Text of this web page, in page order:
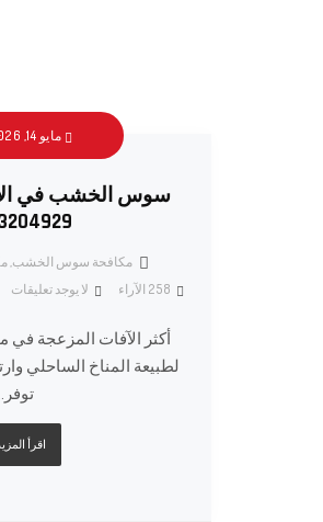
مايو 14, 2026
سوس الخشب في
مكافحة سوس الخشب,
لا يوجد تعليقات
الآراء
أكثر الآفات المزعجة في
لطبيعة المناخ الساحلي
اقرأ